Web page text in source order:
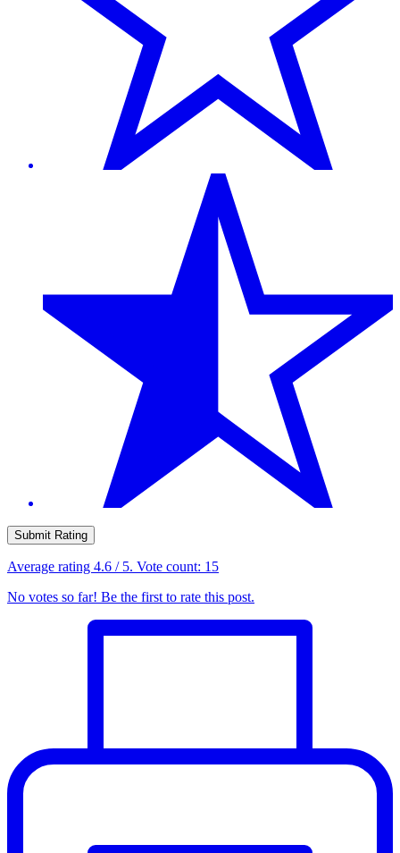
Submit Rating
Average rating 4.6 / 5. Vote count: 15
No votes so far! Be the first to rate this post.